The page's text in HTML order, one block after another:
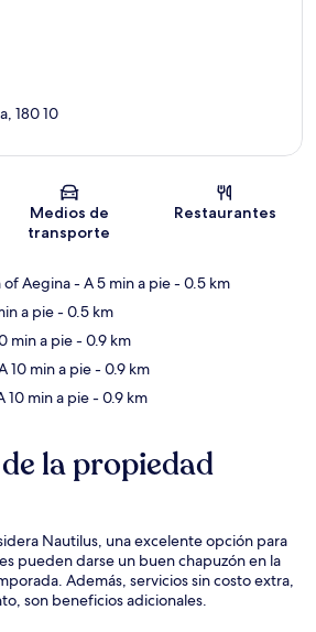
Sección del mapa
180 10
Medios de
transporte
Restaurantes
of Aegina- A 5 min a pie- 0.5 km
a pie- 0.5 km
min a pie- 0.9 km
10 min a pie- 0.9 km
10 min a pie- 0.9 km
la propiedad
Nautilus, una excelente opción para
pueden darse un buen chapuzón en la
Además, servicios sin costo extra,
son beneficios adicionales.